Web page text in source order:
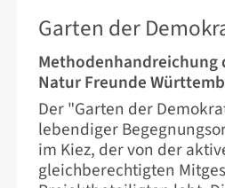
23. JUNI 2026
Garten der
Methodenhandreichung
Natur Freunde
Der "Garten der
lebendiger
im Kiez, der von der
gleichberechtigten